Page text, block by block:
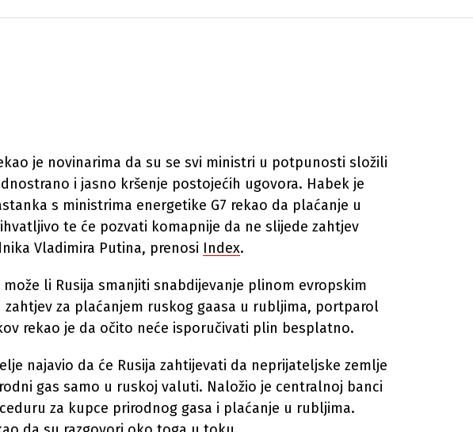
je novinarima da su se svi ministri u potpunosti složili
i jasno kršenje postojećih ugovora. Habek je
s ministrima energetike G7 rekao da plaćanje u
te će pozvati komapnije da ne slijede zahtjev
Vladimira Putina, prenosi Index.
li Rusija smanjiti snabdijevanje plinom evropskim
zahtjev za plaćanjem ruskog gaasa u rubljima, portparol
rekao je da očito neće isporučivati plin besplatno.
najavio da će Rusija zahtijevati da neprijateljske zemlje
gas samo u ruskoj valuti. Naložio je centralnoj banci
za kupce prirodnog gasa i plaćanje u rubljima.